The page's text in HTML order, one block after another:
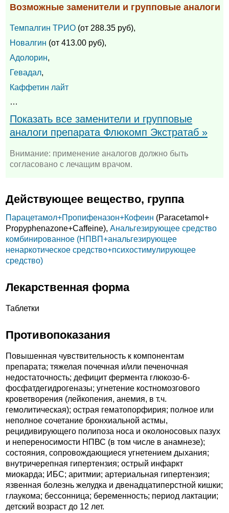
Возможные заменители и групповые аналоги
Темпалгин ТРИО (от 288.35 руб),
Новалгин (от 413.00 руб),
Адолорин,
Гевадал,
Каффетин лайт
…
Показать все заменители и групповые
аналоги препарата Флюкомп Экстратаб »
Внимание: применение аналогов должно быть
согласовано с лечащим врачом.
Действующее вещество, группа
Парацетамол+Пропифеназон+Кофеин (Paracetamol+
Propyphenazone+Caffeine), Анальгезирующее средство
комбинированное (НПВП+анальгезирующее
ненаркотическое средство+психостимулирующее
средство)
Лекарственная форма
Таблетки
Противопоказания
Повышенная чувствительность к компонентам
препарата; тяжелая почечная и/или печеночная
недостаточность; дефицит фермента глюкозо-6-
фосфатдегидрогеназы; угнетение костномозгового
кроветворения (лейкопения, анемия, в т.ч.
гемолитическая); острая гематопорфирия; полное или
неполное сочетание бронхиальной астмы,
рецидивирующего полипоза носа и околоносовых пазух
и непереносимости НПВС (в том числе в анамнезе);
состояния, сопровождающиеся угнетением дыхания;
внутричерепная гипертензия; острый инфаркт
миокарда; ИБС; аритмии; артериальная гипертензия;
язвенная болезнь желудка и двенадцатиперстной кишки;
глаукома; бессонница; беременность; период лактации;
детский возраст до 12 лет.